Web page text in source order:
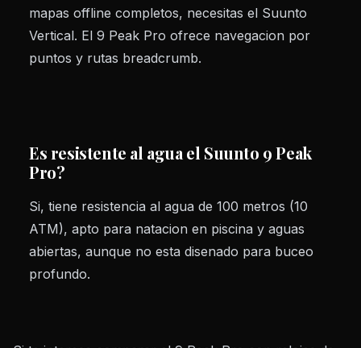
mapas offline completos, necesitas el Suunto
Vertical. El 9 Peak Pro ofrece navegacion por
puntos y rutas breadcrumb.
Es resistente al agua el Suunto 9 Peak
Pro?
Si, tiene resistencia al agua de 100 metros (10
ATM), apto para natacion en piscina y aguas
abiertas, aunque no esta disenado para buceo
profundo.